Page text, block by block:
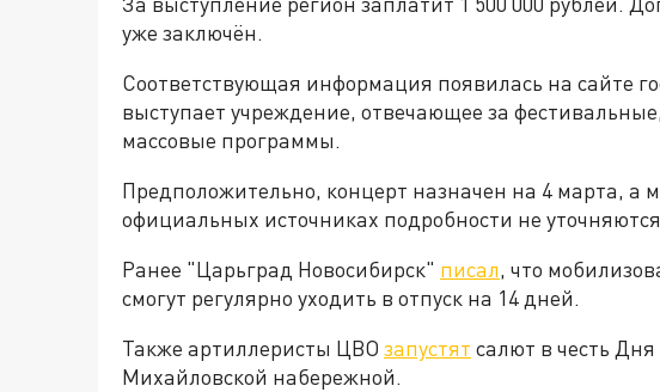
уже заключён.
Соответствующая информация появилась на сайте
выступает учреждение, отвечающее за
массовые программы.
Предположительно, концерт назначен на 4 марта, а
официальных источниках подробности не
Ранее "Царьград Новосибирск" писал, что
смогут регулярно уходить в отпуск на 14 дней.
Также артиллеристы ЦВО запустят салют в честь
Михайловской набережной.